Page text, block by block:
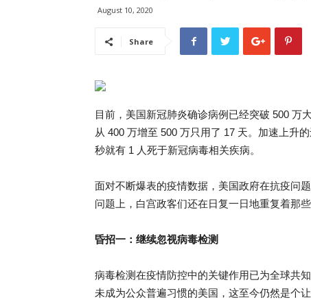
August 10, 2020
Share
目前，美国新冠肺炎确诊病例已经突破 500 万
从 400 万增至 500 万只用了 17 天。加速上升
秒就有 1 人死于新冠病毒相关疾病。
面对不断爆表的疫情数据，美国政府在抗疫问
问题上，白宫政客们还在日复一日地重复着那
昏招一：继续忽视病毒检测
病毒检测在疫情防控中的关键作用已为全球共
未成为公众普遍习惯的美国，这至今仍然是个让